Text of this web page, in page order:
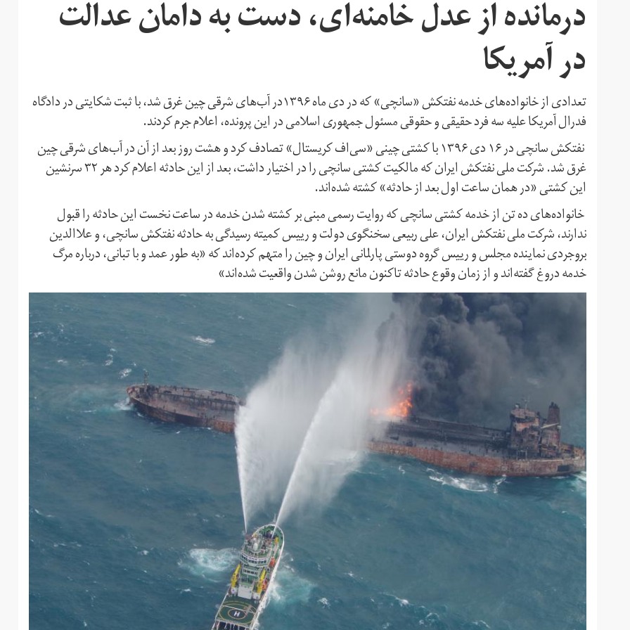
درمانده از عدل خامنه‌ای، دست به دامان عدالت
در آمریکا
تعدادی از خانواده‌های خدمه نفتکش «سانچی» که در دی ماه ۱۳۹۶در آب‌های شرقی چین غرق شد، با ثبت شکایتی در دادگاه
فدرال آمریکا علیه سه فرد حقیقی و حقوقی مسئول جمهوری اسلامی در این پرونده، اعلام جرم کردند.
نفتکش سانچی در ۱۶ دی ۱۳۹۶ با کشتی چینی «سی‌اف‌ کریستال» تصادف کرد و هشت روز بعد از آن در آب‌های شرقی چین
غرق شد. شرکت ملی نفتکش ایران که مالکیت کشتی سانچی را در اختیار داشت، بعد از این حادثه اعلام کرد هر ۳۲ سرنشین
این کشتی «در همان ساعت اول بعد از حادثه» کشته شده‌اند.
خانواده‌های ده تن از خدمه کشتی سانچی که روایت رسمی مبنی بر کشته شدن خدمه در ساعت نخست این حادثه را قبول
ندارند، شرکت ملی نفتکش ایران، علی ربیعی سخنگوی دولت و رییس کمیته رسیدگی به حادثه نفتکش سانچی، و علاالدین
بروجردی نماینده مجلس و رییس گروه دوستی پارلمانی ایران و چین را متهم کرده‌اند که «به طور عمد و با تبانی، درباره مرگ
خدمه دروغ گفته‌اند و از زمان وقوع حادثه تاکنون مانع روشن شدن واقعیت شده‌اند»